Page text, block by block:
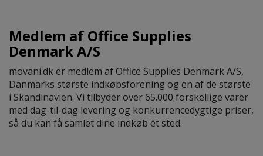
Medlem af Office Supplies
Denmark A/S
movani.dk er medlem af Office Supplies Denmark A/S,
Danmarks største indkøbsforening og en af de største
i Skandinavien. Vi tilbyder over 65.000 forskellige varer
med dag-til-dag levering og konkurrencedygtige priser,
så du kan få samlet dine indkøb ét sted.